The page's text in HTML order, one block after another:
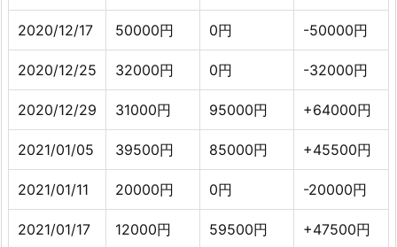
2020/12/17 50000円 0円 -50000円
2020/12/25 32000円 0円 -32000円
2020/12/29 31000円 95000円 +64000円
2021/01/05 39500円 85000円 +45500円
2021/01/11 20000円 0円 -20000円
2021/01/17 12000円 59500円 +47500円